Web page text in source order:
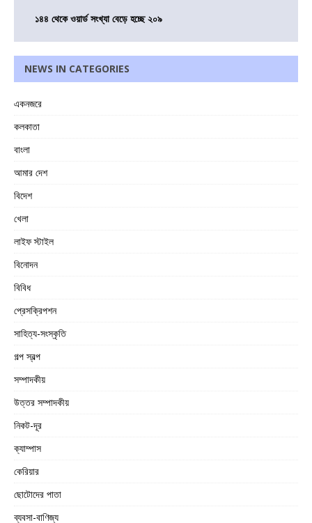
১৪৪ থেকে ওয়ার্ড সংখ্যা বেড়ে হচ্ছে ২০৯
NEWS IN CATEGORIES
একনজরে
কলকাতা
বাংলা
আমার দেশ
বিদেশ
খেলা
লাইফ স্টাইল
বিনোদন
বিবিধ
প্রেসক্রিপশন
সাহিত্য-সংস্কৃতি
গল্প স্বল্প
সম্পাদকীয়
উত্তর সম্পাদকীয়
নিকট-দূর
ক্যাম্পাস
কেরিয়ার
ছোটোদের পাতা
ব্যবসা-বাণিজ্য